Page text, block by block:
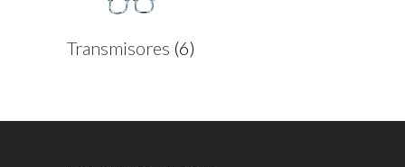
Transmisores (6)